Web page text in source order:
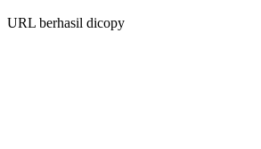
URL berhasil dicopy